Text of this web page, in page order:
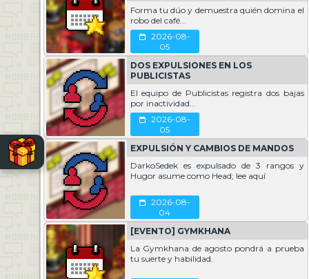
estas colecciones de furnis en sus salas? Estamos deseando ver cómo van
que hagan un buen uso de estos nuevos ítems y sorprendan a sus
esperamos que les haya gustado. Les animamos a estar al tanto
a diario y no perderse ninguna información sobreHobba . ¡Nos leemos
2025-08-09
Forma tu dúo y demuestra quién domina el
robo del café...
2026-08-
05
DOS EXPULSIONES EN LOS
PUBLICISTAS
El equipo de Publicistas registra dos bajas
por inactividad...
2026-08-
05
EXPULSIÓN Y CAMBIOS DE MANDOS
DarkoSedek es expulsado de 3 rangos y
Hugor asume como Head; lee aquí
2026-08-
04
[EVENTO] GYMKHANA
La Gymkhana de agosto pondrá a prueba
tu suerte y habilidad.